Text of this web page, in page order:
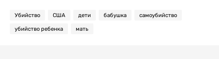
Убийство США дети бабушка самоубийство
убийство ребенка мать